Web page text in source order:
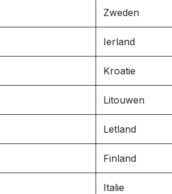
Zweden
Ierland
Kroatie
Litouwen
Letland
Finland
Italie